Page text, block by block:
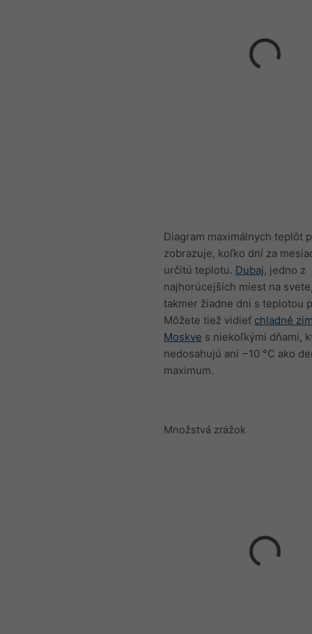
Diagram maximálnych teplôt
zobrazuje, koľko dní za
určitú teplotu. Dubaj, jedno z
najhorúcejších miest na
takmer žiadne dni s teplotou
Môžete tiež vidieť chladné
Moskve s niekoľkými dňami,
nedosahujú ani −10 °C ako
maximum.
Množstvá zrážok